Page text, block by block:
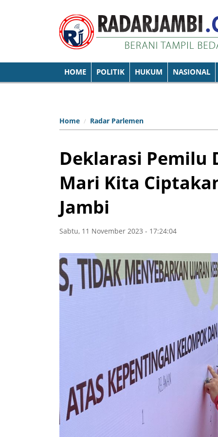
HOME POLITIK HUKUM NASIONAL
Home Radar Parlemen
Deklarasi Pemilu
Mari Kita
Jambi
Sabtu, 11 November 2023 - 17:24:04